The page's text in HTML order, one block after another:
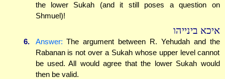
the lower Sukah (and it still poses a question on
Shmuel)!
איכא בינייהו
6. Answer: The argument between R. Yehudah and the
Rabanan is not over a Sukah whose upper level cannot
be used. All would agree that the lower Sukah would
then be valid.